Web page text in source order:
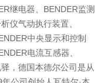
继电器、BENDER监测
仪气动执行装置、
中央显示和控制
电流互感器、
，德国本德尔公司是从